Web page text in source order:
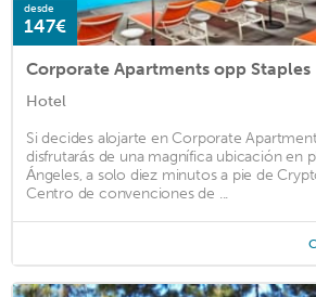
desde
147€
Corporate Apartments opp Staples
Hotel
Si decides alojarte en Corporate
disfrutarás de una magnífica ubicación en
Ángeles, a solo diez minutos a pie de
Centro de convenciones de ...